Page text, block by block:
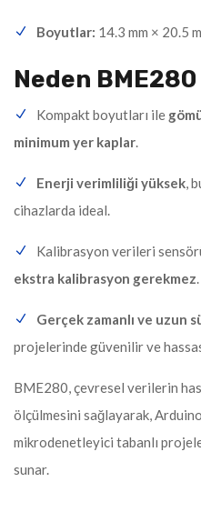
Boyutlar: 14.3 mm × 20.5
Neden BME280
Kompakt boyutları ile
minimum yer kaplar.
Enerji verimliliği yüksek,
cihazlarda ideal.
Kalibrasyon verileri
ekstra kalibrasyon gerekmez.
Gerçek zamanlı ve uzun
projelerinde güvenilir ve
BME280, çevresel verilerin
ölçülmesini sağlayarak,
mikrodenetleyici tabanlı
sunar.